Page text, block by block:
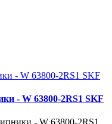
- W 63800-2RS1 SKF